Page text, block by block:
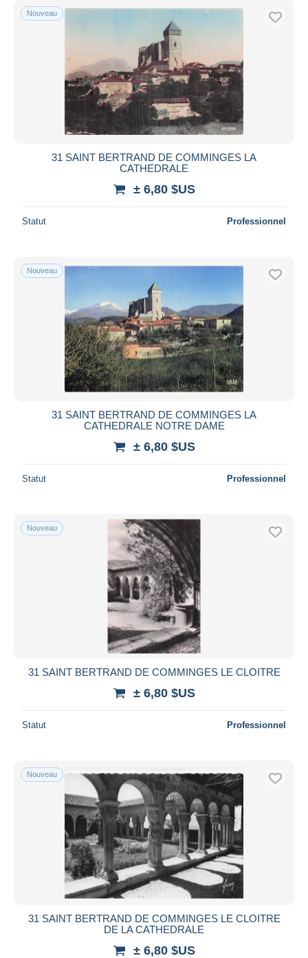
Nouveau
31 SAINT BERTRAND DE COMMINGES LA
CATHEDRALE
± 6,80 $US
Statut Professionnel
Nouveau
31 SAINT BERTRAND DE COMMINGES LA
CATHEDRALE NOTRE DAME
± 6,80 $US
Statut Professionnel
Nouveau
31 SAINT BERTRAND DE COMMINGES LE CLOITRE
± 6,80 $US
Statut Professionnel
Nouveau
31 SAINT BERTRAND DE COMMINGES LE CLOITRE
DE LA CATHEDRALE
± 6,80 $US